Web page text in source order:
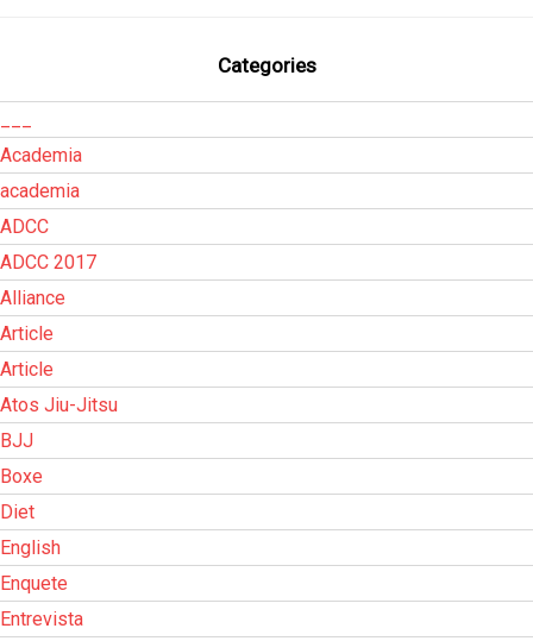
Categories
Academia
academia
ADCC
ADCC 2017
Alliance
Article
Article
Atos Jiu-Jitsu
BJJ
Boxe
Diet
English
Enquete
Entrevista